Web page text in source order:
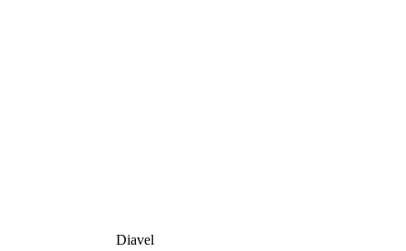
Diavel